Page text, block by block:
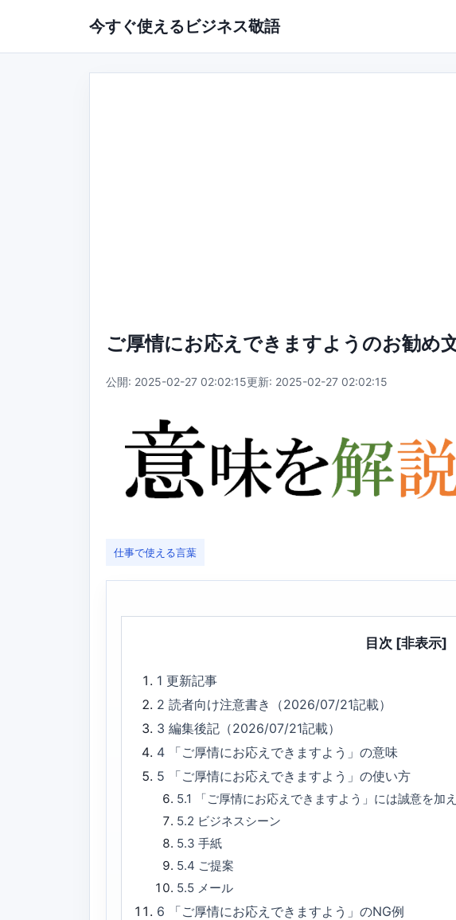
今すぐ使えるビジネス敬語
ご厚情にお応えできますようのお勧め
公開: 2025-02-27 02:02:15更新: 2025-02-27 02:02:15
仕事で使える言葉
目次 [非表示]
1更新記事
2読者向け注意書き（2026/07/21記載）
3編集後記（2026/07/21記載）
4
「ご厚情にお応えできますよう」の意味
5
「ご厚情にお応えできますよう」の使い方
5.1
「ご厚情にお応えできますよう」には誠意を加
5.2 ビジネスシーン
5.3 手紙
5.4 ご提案
5.5 メール
6
「ご厚情にお応えできますよう」のNG例